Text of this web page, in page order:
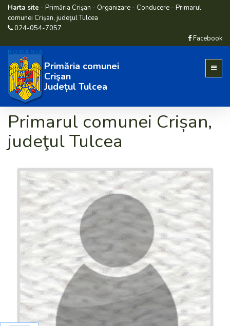
Harta site - Primăria Crişan - Organizare - Conducere - Primarul
comunei Crișan, judeţul Tulcea
024-054-7057
Facebook
Primăria comunei
Crişan
Județul Tulcea
Primarul comunei Crișan,
judeţul Tulcea